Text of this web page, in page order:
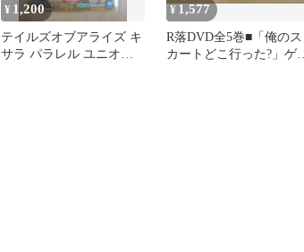
¥ 1,200
テイルズオブアライズ キ
サラ パラレル ユニオン
¥1,577
R落DVD全5巻■「俺のス
カートどこ行った?」ゲイ